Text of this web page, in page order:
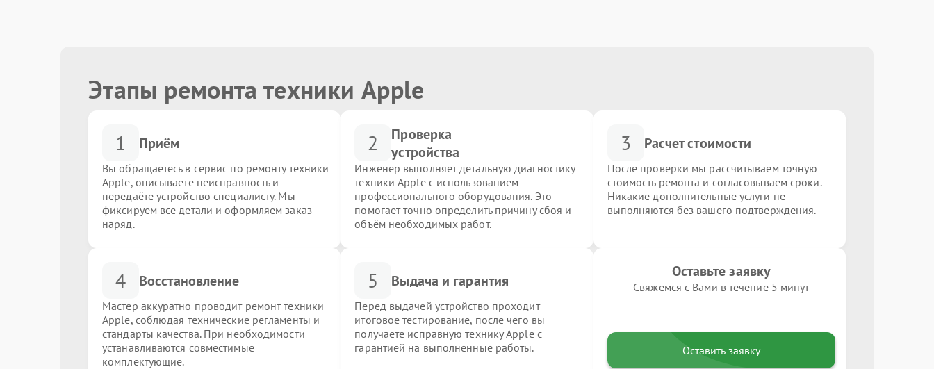
Этапы ремонта техники Apple
1 Приём
Вы обращаетесь в сервис по ремонту техники
Apple, описываете неисправность и
передаёте устройство специалисту. Мы
фиксируем все детали и оформляем заказ-
наряд.
2
Проверка
устройства
Инженер выполняет детальную диагностику
техники Apple с использованием
профессионального оборудования. Это
помогает точно определить причину сбоя и
объём необходимых работ.
3 Расчет стоимости
После проверки мы рассчитываем точную
стоимость ремонта и согласовываем сроки.
Никакие дополнительные услуги не
выполняются без вашего подтверждения.
4 Восстановление
Мастер аккуратно проводит ремонт техники
Apple, соблюдая технические регламенты и
стандарты качества. При необходимости
устанавливаются совместимые
комплектующие.
5 Выдача и гарантия
Перед выдачей устройство проходит
итоговое тестирование, после чего вы
получаете исправную технику Apple с
гарантией на выполненные работы.
Оставьте заявку
Свяжемся с Вами в течение 5 минут
Оставить заявку